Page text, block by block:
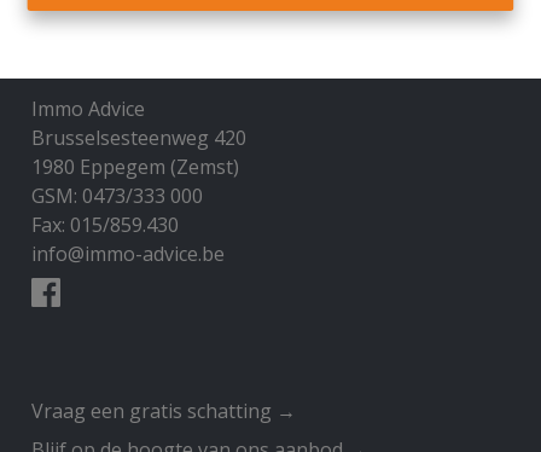
Immo Advice
Brusselsesteenweg 420
1980 Eppegem (Zemst)
GSM: 0473/333 000
Fax: 015/859.430
info@immo-advice.be
​​​​​​Vraag een gratis schatting →